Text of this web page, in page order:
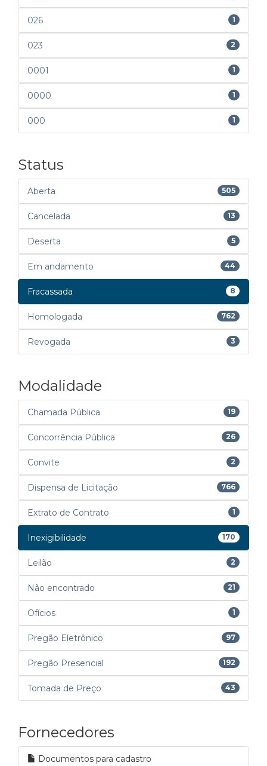
026 1
023 2
0001 1
0000 1
000 1
Status
Aberta 505
Cancelada 13
Deserta 5
Em andamento 44
Fracassada 8
Homologada 762
Revogada 3
Modalidade
Chamada Pública 19
Concorrência Pública 26
Convite 2
Dispensa de Licitação 766
Extrato de Contrato 1
Inexigibilidade 170
Leilão 2
Não encontrado 21
Ofícios 1
Pregão Eletrônico 97
Pregão Presencial 192
Tomada de Preço 43
Fornecedores
Documentos para cadastro